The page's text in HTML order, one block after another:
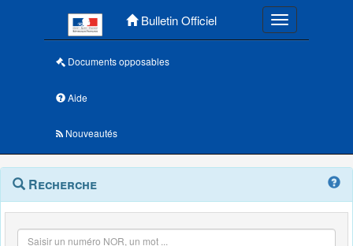
Bulletin Officiel Toggle
Documents opposables
Aide
Nouveautés
Navigation
outils
Menu
contextuel
Recherche